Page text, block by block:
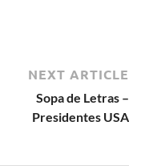
NEXT ARTICLE
Sopa de Letras –
Presidentes USA